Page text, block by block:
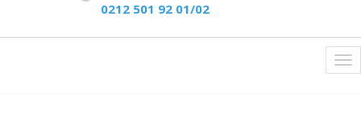
0212 501 92 01/02